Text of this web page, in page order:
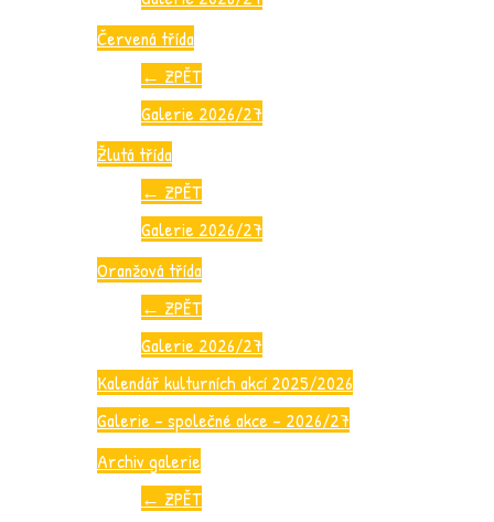
Červená třída
← ZPĚT
Galerie 2026/27
Žlutá třída
← ZPĚT
Galerie 2026/27
Oranžová třída
← ZPĚT
Galerie 2026/27
Kalendář kulturních akcí 2025/2026
Galerie – společné akce – 2026/27
Archiv galerie
← ZPĚT